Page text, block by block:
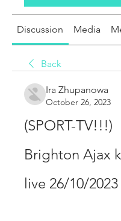
Discussion Media
Back
Ira Zhupanowa
October 26, 2023
(SPORT-TV!!!)
Brighton Ajax
live 26/10/2023